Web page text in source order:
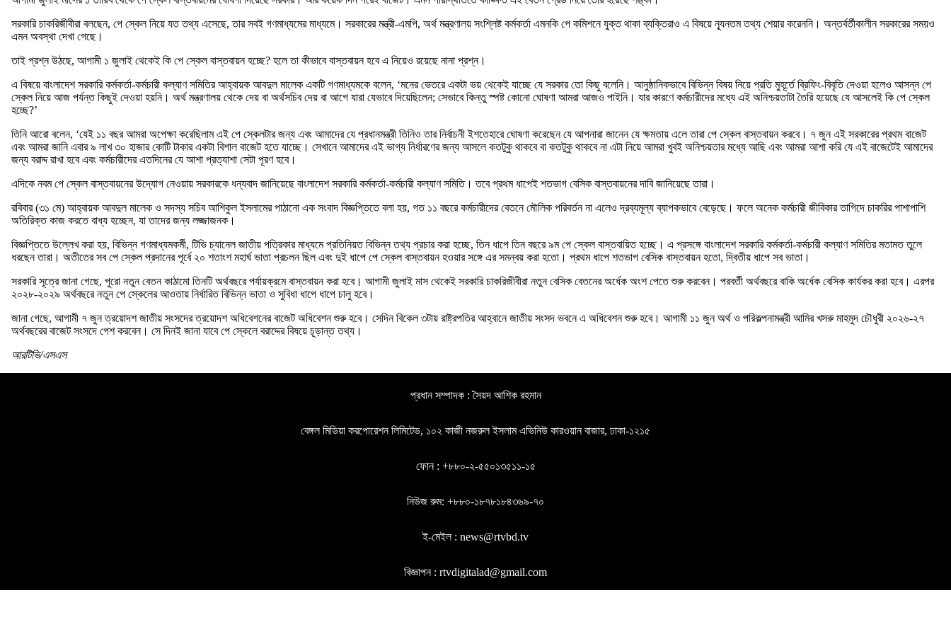
সরকারি চাকরিজীবীরা বলছেন, পে স্কেল নিয়ে যত তথ্য এসেছে, তার সবই গণমাধ্যমের মাধ্যমে। সরকারের মন্ত্রী-এমপি, অর্থ মন্ত্রণালয় সংশ্লিষ্ট কর্মকর্তা এমনকি পে কমিশনে যুক্ত থাকা ব্যক্তিরাও এ বিষয়ে ন্যূনতম তথ্য শেয়ার করেননি। অন্তর্বর্তীকালীন সরকারের সময়ও
এমন অবস্থা দেখা গেছে।
তাই প্রশ্ন উঠছে, আগামী ১ জুলাই থেকেই কি পে স্কেল বাস্তবায়ন হচ্ছে? হলে তা কীভাবে বাস্তবায়ন হবে এ নিয়েও রয়েছে নানা প্রশ্ন।
এ বিষয়ে বাংলাদেশ সরকারি কর্মকর্তা-কর্মচারী কল্যাণ সমিতির আহ্বায়ক আবদুল মালেক একটি গণমাধ্যমকে বলেন, ‘মনের ভেতরে একটা ভয় থেকেই যাচ্ছে যে সরকার তো কিছু বলেনি। আনুষ্ঠানিকভাবে বিভিন্ন বিষয় নিয়ে প্রতি মুহূর্তে ব্রিফিং-বিবৃতি দেওয়া হলেও আসন্ন পে
স্কেল নিয়ে আজ পর্যন্ত কিছুই দেওয়া হয়নি। অর্থ মন্ত্রণালয় থেকে দেয় বা অর্থসচিব দেয় বা আগে যারা যেভাবে দিয়েছিলেন; সেভাবে কিন্তু স্পষ্ট কোনো ঘোষণা আমরা আজও পাইনি। যার কারণে কর্মচারীদের মধ্যে এই অনিশ্চয়তাটা তৈরি হয়েছে যে আসলেই কি পে স্কেল
হচ্ছে?’
তিনি আরো বলেন, ‘যেই ১১ বছর আমরা অপেক্ষা করেছিলাম এই পে স্কেলটার জন্য এবং আমাদের যে প্রধানমন্ত্রী তিনিও তার নির্বাচনী ইশতেহারে ঘোষণা করেছেন যে আপনারা জানেন যে ক্ষমতায় এলে তারা পে স্কেল বাস্তবায়ন করবে। ৭ জুন এই সরকারের প্রথম বাজেট
এবং আমরা জানি এবার ৯ লাখ ৩০ হাজার কোটি টাকার একটা বিশাল বাজেট হতে যাচ্ছে। সেখানে আমাদের এই ভাগ্য নির্ধারণের জন্য আসলে কতটুকু থাকবে বা কতটুকু থাকবে না এটা নিয়ে আমরা খুবই অনিশ্চয়তার মধ্যে আছি এবং আমরা আশা করি যে এই বাজেটেই আমাদের
জন্য বরাদ্দ রাখা হবে এবং কর্মচারীদের এতদিনের যে আশা প্রত্যাশা সেটা পূরণ হবে।
এদিকে নবম পে স্কেল বাস্তবায়নের উদ্যোগ নেওয়ায় সরকারকে ধন্যবাদ জানিয়েছে বাংলাদেশ সরকারি কর্মকর্তা-কর্মচারী কল্যাণ সমিতি। তবে প্রথম ধাপেই শতভাগ বেসিক বাস্তবায়নের দাবি জানিয়েছে তারা।
রবিবার (৩১ মে) আহ্বায়ক আবদুল মালেক ও সদস্য সচিব আশিকুল ইসলামের পাঠানো এক সংবাদ বিজ্ঞপ্তিতে বলা হয়, গত ১১ বছরে কর্মচারীদের বেতনে মৌলিক পরিবর্তন না এলেও দ্রব্যমূল্য ব্যাপকভাবে বেড়েছে। ফলে অনেক কর্মচারী জীবিকার তাগিদে চাকরির পাশাপাশি
অতিরিক্ত কাজ করতে বাধ্য হচ্ছেন, যা তাদের জন্য লজ্জাজনক।
বিজ্ঞপ্তিতে উল্লেখ করা হয়, বিভিন্ন গণমাধ্যমকর্মী, টিভি চ্যানেল জাতীয় পত্রিকার মাধ্যমে প্রতিনিয়ত বিভিন্ন তথ্য প্রচার করা হচ্ছে, তিন ধাপে তিন বছরে ৯ম পে স্কেল বাস্তবায়িত হচ্ছে। এ প্রসঙ্গে বাংলাদেশ সরকারি কর্মকর্তা-কর্মচারী কল্যাণ সমিতির মতামত তুলে
ধরছেন তারা। অতীতের সব পে স্কেল প্রদানের পূর্বে ২০ শতাংশ মহার্ঘ ভাতা প্রচলন ছিল এবং দুই ধাপে পে স্কেল বাস্তবায়ন হওয়ার সঙ্গে এর সমন্বয় করা হতো। প্রথম ধাপে শতভাগ বেসিক বাস্তবায়ন হতো, দ্বিতীয় ধাপে সব ভাতা।
সরকারি সূত্রে জানা গেছে, পুরো নতুন বেতন কাঠামো তিনটি অর্থবছরে পর্যায়ক্রমে বাস্তবায়ন করা হবে। আগামী জুলাই মাস থেকেই সরকারি চাকরিজীবীরা নতুন বেসিক বেতনের অর্ধেক অংশ পেতে শুরু করবেন। পরবর্তী অর্থবছরে বাকি অর্ধেক বেসিক কার্যকর করা হবে। এরপর
২০২৮-২০২৯ অর্থবছরে নতুন পে স্কেলের আওতায় নির্ধারিত বিভিন্ন ভাতা ও সুবিধা ধাপে ধাপে চালু হবে।
জানা গেছে, আগামী ৭ জুন ত্রয়োদশ জাতীয় সংসদের ত্রয়োদশ অধিবেশনের বাজেট অধিবেশন শুরু হবে। সেদিন বিকেল ৩টায় রাষ্ট্রপতির আহ্বানে জাতীয় সংসদ ভবনে এ অধিবেশন শুরু হবে। আগামী ১১ জুন অর্থ ও পরিকল্পনামন্ত্রী আমির খসরু মাহমুদ চৌধুরী ২০২৬-২৭
অর্থবছরের বাজেট সংসদে পেশ করবেন। সে দিনই জানা যাবে পে স্কেলে বরাদ্দের বিষয়ে চূড়ান্ত তথ্য।
আরটিভি/এসএস
প্রধান সম্পাদক : সৈয়দ আশিক রহমান
বেঙ্গল মিডিয়া করপোরেশন লিমিটেড, ১০২ কাজী নজরুল ইসলাম এভিনিউ কারওয়ান বাজার, ঢাকা-১২১৫
ফোন : +৮৮০-২-৫৫০১৩৫১১-১৫
নিউজ রুম: +৮৮০-১৮৭৮১৮৪৩৬৯-৭০
ই-মেইল : news@rtvbd.tv
বিজ্ঞাপন : rtvdigitalad@gmail.com